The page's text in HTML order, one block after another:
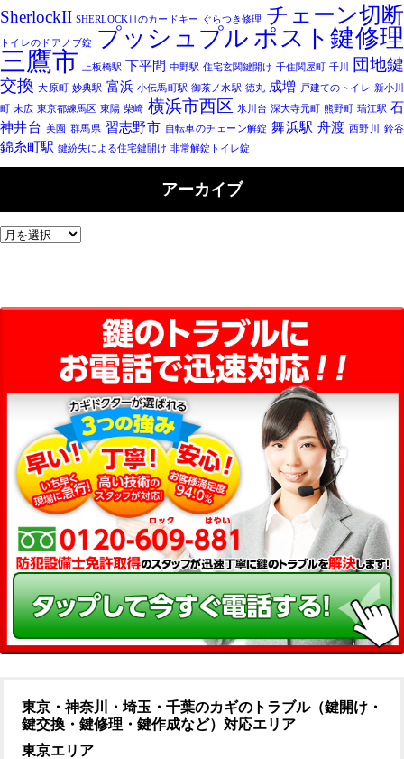
SherlockII SHERLOCKⅢのカードキー ぐらつき修理 チェーン切断
トイレのドアノブ錠 プッシュプル ポスト鍵修理
三鷹市 上板橋駅 下平間 中野駅 住宅玄関鍵開け 千住関屋町 千川
団地鍵
交換 大原町 妙典駅 富浜 小伝馬町駅 御茶ノ水駅 徳丸 成増 戸建てのトイレ 新小川
町 末広 東京都練馬区 東陽 柴崎 横浜市西区 氷川台 深大寺元町 熊野町 瑞江駅 石
神井台 美園 群馬県 習志野市 自転車のチェーン解錠 舞浜駅 舟渡 西野川 鈴谷
錦糸町駅 鍵紛失による住宅鍵開け 非常解錠トイレ錠
アーカイブ
ア
ブ
東京・神奈川・埼玉・千葉のカギのトラブル（鍵開け・
鍵交換・鍵修理・鍵作成など）対応エリア
東京エリア